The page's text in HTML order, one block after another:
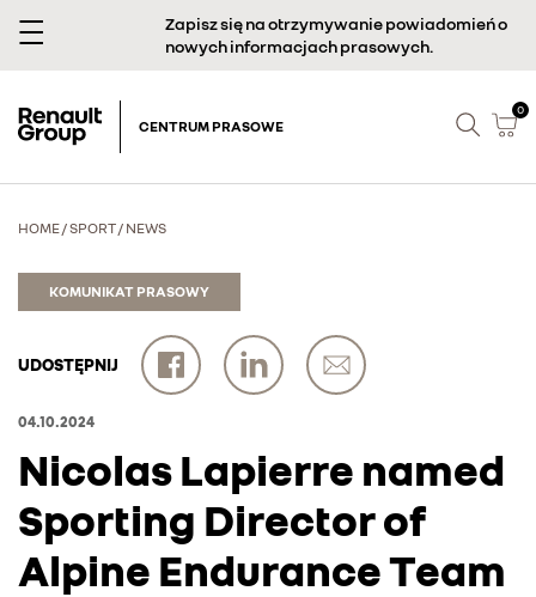
Zapisz się na otrzymywanie powiadomień o
nowych informacjach prasowych.
CENTRUM PRASOWE
0
HOME/SPORT/ NEWS
KOMUNIKAT PRASOWY
UDOSTĘPNIJ
04.10.2024
Nicolas Lapierre named
Sporting Director of
Alpine Endurance Team